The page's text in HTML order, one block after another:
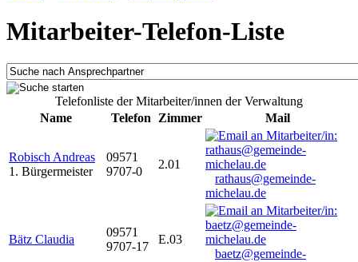
Mitarbeiter-Telefon-Liste
Telefonliste der Mitarbeiter/innen der Verwaltung
Name
Telefon Zimmer Mail
Robisch Andreas
1. Bürgermeister
09571
9707-0
2.01
rathaus@gemeinde-
michelau.de
Bätz Claudia
09571
9707-17
E.03
baetz@gemeinde-